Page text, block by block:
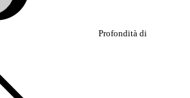
Profondità di